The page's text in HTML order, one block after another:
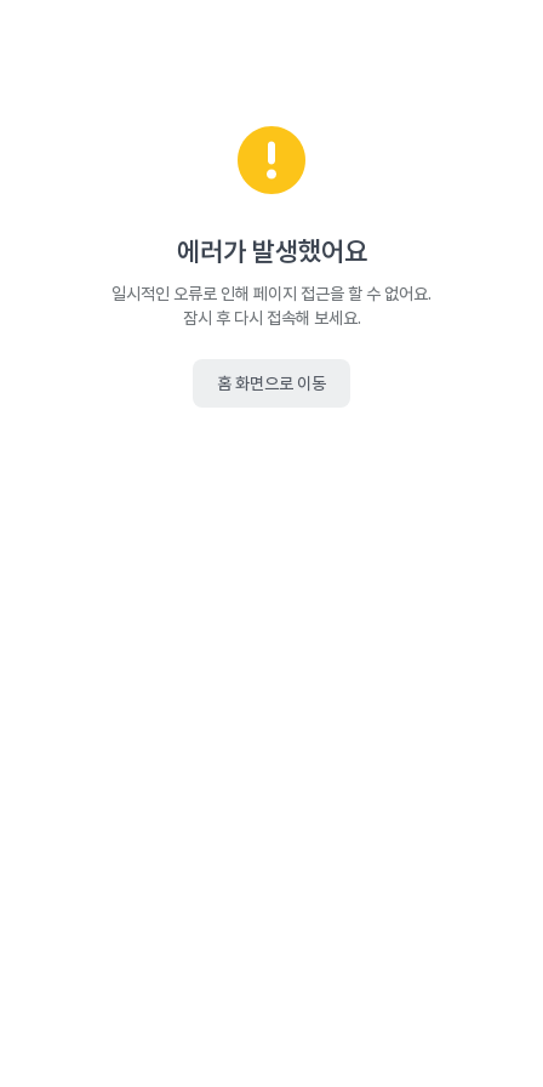
에러가 발생했어요
일시적인 오류로 인해 페이지 접근을 할 수 없어요.
잠시 후 다시 접속해 보세요.
홈 화면으로 이동